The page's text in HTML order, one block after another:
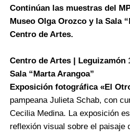
Continúan las muestras del
Museo Olga Orozco y la Sala
Centro de Artes.
Centro de Artes | Leguizamón
Sala “Marta Arangoa”
Exposición fotográfica «El
pampeana Julieta Schab, con
Cecilia Medina. La exposición
reflexión visual sobre el paisaje